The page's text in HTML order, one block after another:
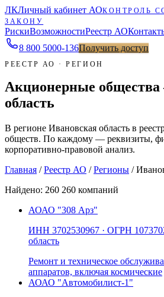
ЛКЛичный кабинет АОКОНТРОЛЬ
ЗАКОНУ
РискиВозможностиРеестр АО
8 800 5000-136Получить доступ
РЕЕСТР АО · РЕГИОН
Акционерные
область
В регионе Ивановская область в
обществ. По каждому — реквизиты,
корпоративно-правовой анализ.
Главная /Реестр АО /Регионы /
Найдено: 260 260 компаний
АОАО "308 Арз"
ИНН 3702530967 · ОГРН
область
Ремонт и техническое
аппаратов, включая космические
АОАО "Автомобилист-1"